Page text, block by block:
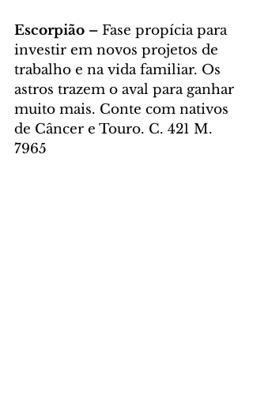
Escorpião – Fase propícia para
investir em novos projetos de
trabalho e na vida familiar. Os
astros trazem o aval para ganhar
muito mais. Conte com nativos
de Câncer e Touro. C. 421 M.
7965